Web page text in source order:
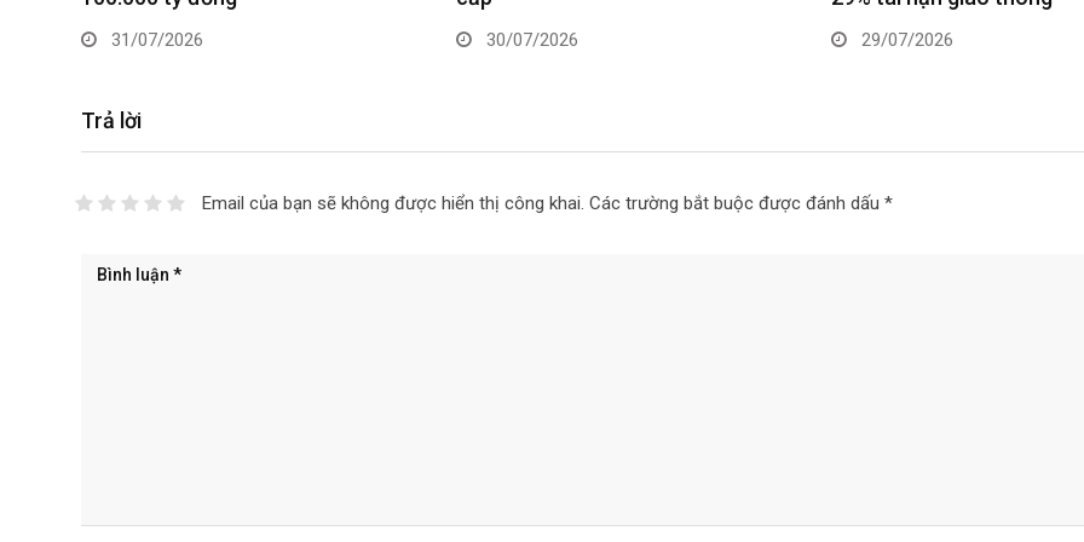
30/07/2026 29/07/2026 22/07/2026
Trả lời
Email của bạn sẽ không được hiển thị công khai. Các trường bắt buộc được đánh dấu *